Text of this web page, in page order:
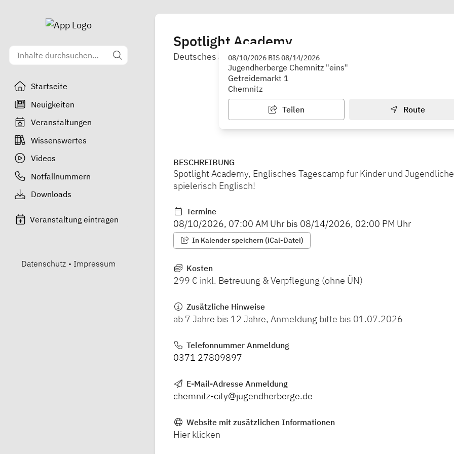
Startseite
Neuigkeiten
Veranstaltungen
Wissenswertes
Videos
Notfallnummern
Downloads
Veranstaltung eintragen
Datenschutz • Impressum
Spotlight Academy
Deutsches Jugendherbergswerk Landesverband Sachsen e. V.
08/10/2026 BIS08/14/2026
Jugendherberge Chemnitz "eins"
Getreidemarkt 1
Chemnitz
Teilen Route
BESCHREIBUNG
Spotlight Academy, Englisches Tagescamp für Kinder und
spielerisch Englisch!
Termine
08/10/2026, 07:00 AM Uhr bis 08/14/2026, 02:00 PM Uhr
In Kalender speichern (iCal-Datei)
Kosten
299 € inkl. Betreuung & Verpflegung (ohne ÜN)
Zusätzliche Hinweise
ab 7 Jahre bis 12 Jahre, Anmeldung bitte bis 01.07.2026
Telefonnummer Anmeldung
0371 27809897
E-Mail-Adresse Anmeldung
chemnitz-city@jugendherberge.de
Website mit zusätzlichen Informationen
Hier klicken